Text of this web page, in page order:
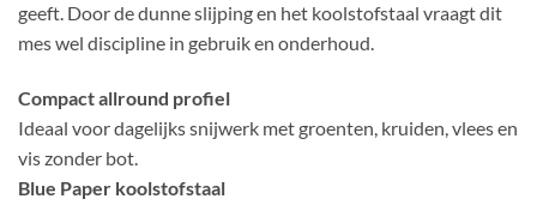
geeft. Door de dunne slijping en het koolstofstaal vraagt dit
mes wel discipline in gebruik en onderhoud.
Compact allround profiel
Ideaal voor dagelijks snijwerk met groenten, kruiden, vlees en
vis zonder bot.
Blue Paper koolstofstaal